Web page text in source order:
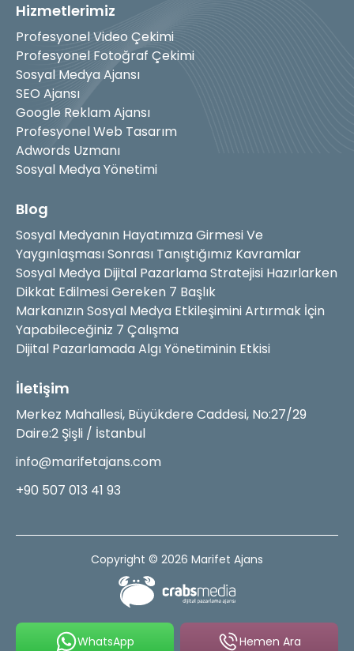
WhatsApp Hemen Ara
Hizmetlerimiz
Profesyonel Video Çekimi
Profesyonel Fotoğraf Çekimi
Sosyal Medya Ajansı
SEO Ajansı
Google Reklam Ajansı
Profesyonel Web Tasarım
Adwords Uzmanı
Sosyal Medya Yönetimi
Blog
Sosyal Medyanın Hayatımıza Girmesi Ve
Yaygınlaşması Sonrası Tanıştığımız Kavramlar
Sosyal Medya Dijital Pazarlama Stratejisi Hazırlarken
Dikkat Edilmesi Gereken 7 Başlık
Markanızın Sosyal Medya Etkileşimini Artırmak İçin
Yapabileceğiniz 7 Çalışma
Dijital Pazarlamada Algı Yönetiminin Etkisi
İletişim
Merkez Mahallesi, Büyükdere Caddesi, No:27/29
Daire:2 Şişli / İstanbul
info@marifetajans.com
+90 507 013 41 93
Copyright © 2026 Marifet Ajans